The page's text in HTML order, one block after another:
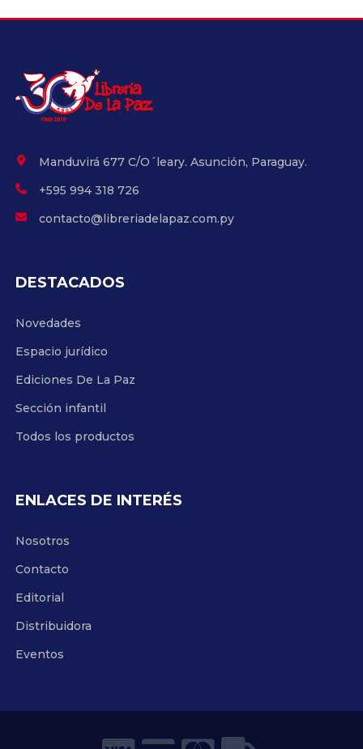
Manduvirá 677 C/O´leary. Asunción, Paraguay.
+595 994 318 726
contacto@libreriadelapaz.com.py
DESTACADOS
Novedades
Espacio jurídico
Ediciones De La Paz
Sección infantil
Todos los productos
ENLACES DE INTERÉS
Nosotros
Contacto
Editorial
Distribuidora
Eventos